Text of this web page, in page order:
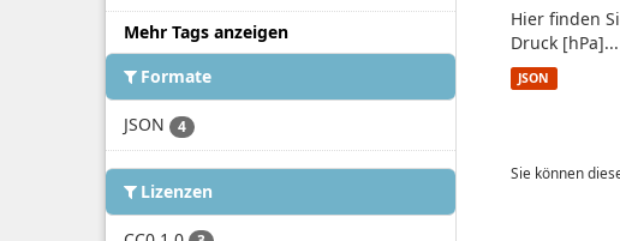
Mehr Tags anzeigen
Formate
JSON 4
Lizenzen
Hier finden
Druck [hPa]...
JSON
Sie können